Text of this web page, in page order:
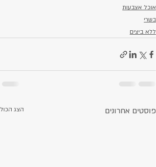
אוכל אצבעות
בשרי
ללא ביצים
פוסטים אחרונים הצג הכול